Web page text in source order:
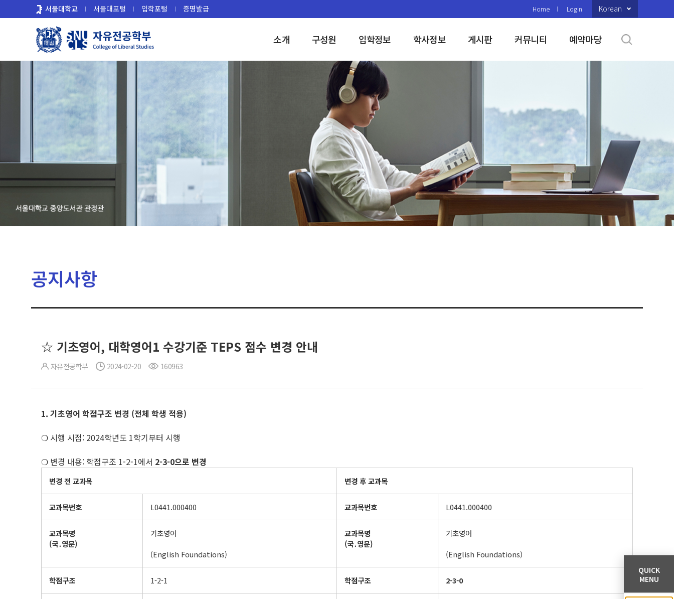
로
서울대학교 서울대포털 입학포털 증명발급 Home Login Korean
소개 구성원 입학정보 학사정보 게시판 커뮤니티 예약마당
공지사항
☆ 기초영어, 대학영어1 수강기준 TEPS 점수 변경 안내
자유전공학부 2024-02-20 160963
1. 기초영어 학점구조 변경 (전체 학생 적용)
❍ 시행 시점: 2024학년도 1학기부터 시행
❍ 변경 내용: 학점구조 1-2-1에서 2-3-0으로 변경
변경 전 교과목 변경 후 교과목
교과목번호 L0441.000400 교과목번호 L0441.000400
교과목명
(국․영문)
기초영어
(English Foundations)
교과목명
(국․영문)
기초영어
(English Foundations)
학점구조 1-2-1 학점구조 2-3-0
QUICK
MENU